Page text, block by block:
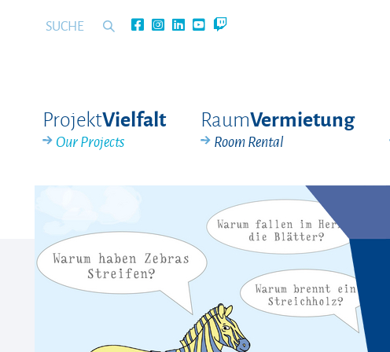
ProjektVielfalt
Our Projects
RaumVermietung
Room Rental